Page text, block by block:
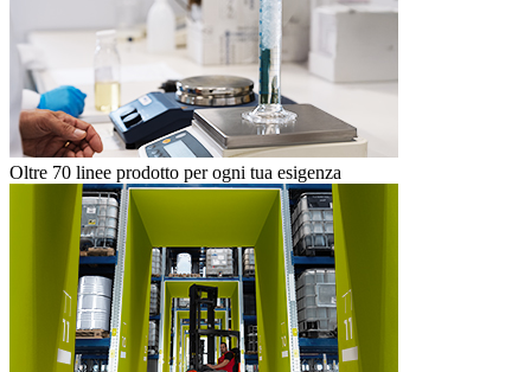
Oltre 70 linee prodotto per ogni tua esigenza